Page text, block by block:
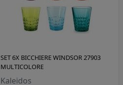
SET 6X BICCHIERE WINDSOR 27903
MULTICOLORE
Kaleidos